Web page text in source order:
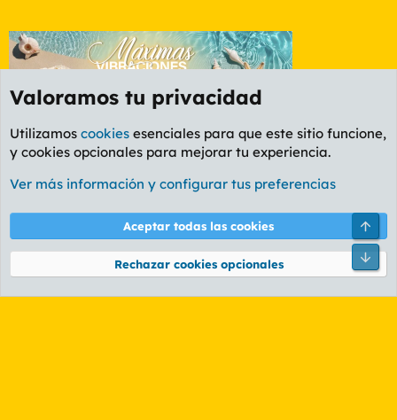
Etiquetas
Cookies
PL OLDSTYLE AMARILLO
Términos y reglas Política de privacidad Ayuda
Community platform by XenForo® © 2010-2026 XenForo Ltd.
Valoramos tu privacidad
Utilizamos cookies esenciales para que este sitio funcione,
y cookies opcionales para mejorar tu experiencia.
Ver más información y configurar tus preferencias
Aceptar todas las cookies
Rechazar cookies opcionales
Pie